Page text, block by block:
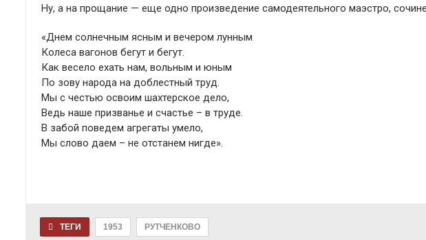
Ну, а на прощание — еще одно произведение самодеятельного маэстро,
«Днем солнечным ясным и вечером лунным
Колеса вагонов бегут и бегут.
Как весело ехать нам, вольным и юным
По зову народа на доблестный труд.
Мы с честью освоим шахтерское дело,
Ведь наше призванье и счастье – в труде.
В забой поведем агрегаты умело,
Мы слово даем – не отстанем нигде».
ТЕГИ 1953 РУТЧЕНКОВО